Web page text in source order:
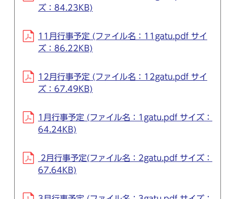
ズ：84.23KB)
11月行事予定 (ファイル名：11gatu.pdf サイ
ズ：86.22KB)
12月行事予定 (ファイル名：12gatu.pdf サイ
ズ：67.49KB)
1月行事予定 (ファイル名：1gatu.pdf サイズ：
64.24KB)
2月行事予定(ファイル名：2gatu.pdf サイズ：
67.64KB)